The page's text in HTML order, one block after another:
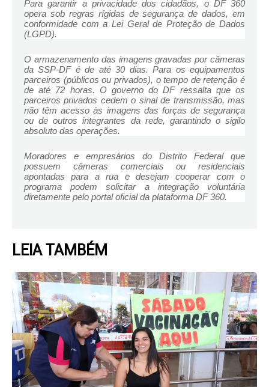
Para garantir a privacidade dos cidadãos, o DF 360
opera sob regras rígidas de segurança de dados, em
conformidade com a Lei Geral de Proteção de Dados
(LGPD).
O armazenamento das imagens gravadas por câmeras
da SSP-DF é de até 30 dias. Para os equipamentos
parceiros (públicos ou privados), o tempo de retenção é
de até 72 horas. O governo do DF ressalta que os
parceiros privados cedem o sinal de transmissão, mas
não têm acesso às imagens das forças de segurança
ou de outros integrantes da rede, garantindo o sigilo
absoluto das operações.
Moradores e empresários do Distrito Federal que
possuem câmeras comerciais ou residenciais
apontadas para a rua e desejam cooperar com o
programa podem solicitar a integração voluntária
diretamente pelo portal oficial da plataforma DF 360.
LEIA TAMBÉM
PagePagePagePagePage